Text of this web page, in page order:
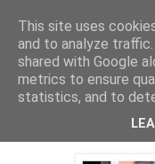
2009. június 24.,
Teregetés
This site uses
and to analyze
shared with Google
metrics to ensure
statistics, and to